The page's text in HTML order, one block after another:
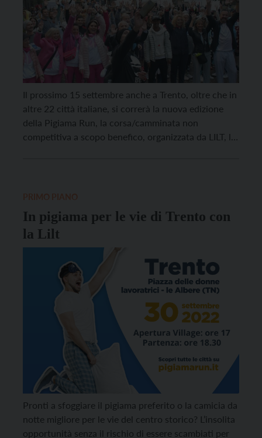
Il prossimo 15 settembre anche a Trento, oltre che in
altre 22 città italiane, si correrà la nuova edizione
della Pigiama Run, la corsa/camminata non
competitiva a scopo benefico, organizzata da LILT, la
In pigiama per le vie di Trento con
la Lilt
Pronti a sfoggiare il pigiama preferito o la camicia da
notte migliore per le vie del centro storico? L’insolita
opportunità senza il rischio di essere scambiati per